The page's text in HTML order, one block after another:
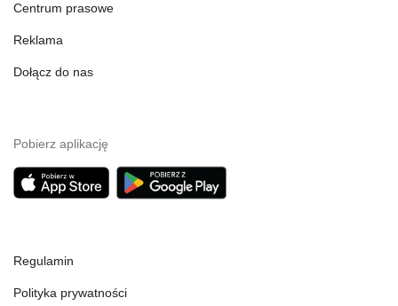
Centrum prasowe
Reklama
Dołącz do nas
Pobierz aplikację
Regulamin
Polityka prywatności